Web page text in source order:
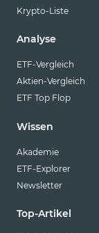
Krypto-Liste
Analyse
ETF-Vergleich
Aktien-Vergleich
ETF Top Flop
Wissen
Akademie
ETF-Explorer
Newsletter
Top-Artikel